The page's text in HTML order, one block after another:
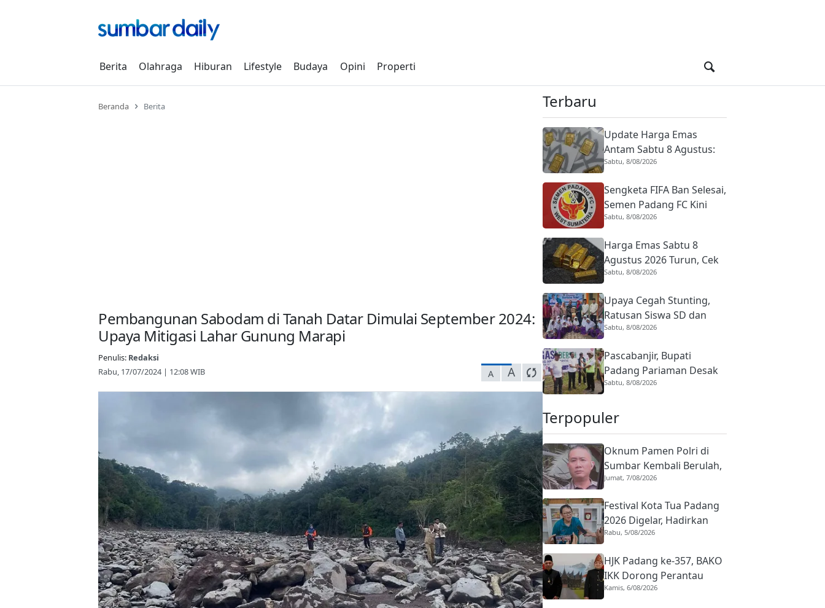
Berita Olahraga Hiburan Lifestyle Budaya Opini Properti
Beranda Berita
Pembangunan Sabodam di Tanah Datar Dimulai September 2024:
Upaya Mitigasi Lahar Gunung Marapi
Penulis: Redaksi
Rabu, 17/07/2024 | 12:08 WIB
A A
Terbaru
Update Harga Emas
Antam Sabtu 8 Agustus:
Harga Buyback Ikut Turun
Sabtu, 8/08/2026
Sengketa FIFA Ban Selesai,
Semen Padang FC Kini
Bisa Daftarkan Pemain
Sabtu, 8/08/2026
Harga Emas Sabtu 8
Agustus 2026 Turun, Cek
Daftar Lengkapnya
Sabtu, 8/08/2026
Upaya Cegah Stunting,
Ratusan Siswa SD dan
PAUD di Padang Panjang
Sabtu, 8/08/2026
Pascabanjir, Bupati
Padang Pariaman Desak
Penanganan Irigasi Lubuk
Sabtu, 8/08/2026
Terpopuler
Oknum Pamen Polri di
Sumbar Kembali Berulah,
Dirreskrimum Diduga
dengan Seorang Sopir
Jumat, 7/08/2026
Festival Kota Tua Padang
2026 Digelar, Hadirkan
Peserta Barongsai dari
Rabu, 5/08/2026
HJK Padang ke-357, BAKO
IKK Dorong Perantau
Perkuat Budaya hingga
Kamis, 6/08/2026